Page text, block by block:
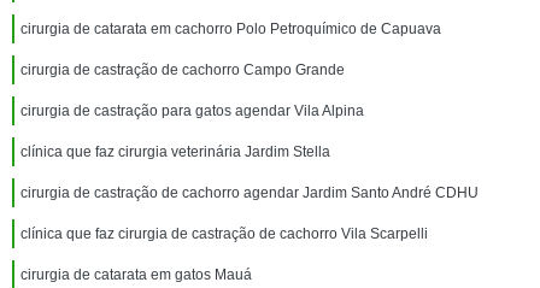
cirurgia de catarata em cachorro Polo Petroquímico de Capuava
cirurgia de castração de cachorro Campo Grande
cirurgia de castração para gatos agendar Vila Alpina
clínica que faz cirurgia veterinária Jardim Stella
cirurgia de castração de cachorro agendar Jardim Santo André CDHU
clínica que faz cirurgia de castração de cachorro Vila Scarpelli
cirurgia de catarata em gatos Mauá